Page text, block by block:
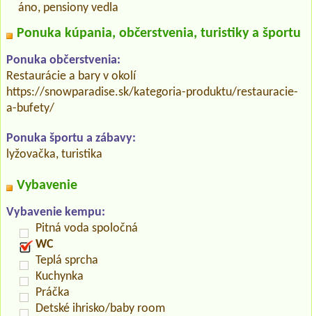
áno, pensiony vedla
Ponuka kúpania, občerstvenia, turistiky a športu
Ponuka občerstvenia:
Restaurácie a bary v okolí
https://snowparadise.sk/kategoria-produktu/restauracie-
a-bufety/
Ponuka športu a zábavy:
lyžovačka, turistika
Vybavenie
Vybavenie kempu:
Pitná voda spoločná
WC
Teplá sprcha
Kuchynka
Práčka
Detské ihrisko/baby room